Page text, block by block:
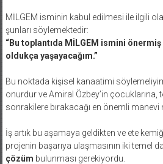
MİLGEM isminin kabul edilmesi ile ilgili
şunları söylemektedir:
“Bu toplantıda MİLGEM ismini
oldukça yaşayacağım.”
Bu noktada kişisel kanaatimi
onurdur ve Amiral Özbey’in çocuklarına,
sonrakilere bırakacağı en önemli manevi
İş artık bu aşamaya geldikten ve ete
projenin başarıya ulaşmasının iki temel
çözüm bulunması gerekiyordu.